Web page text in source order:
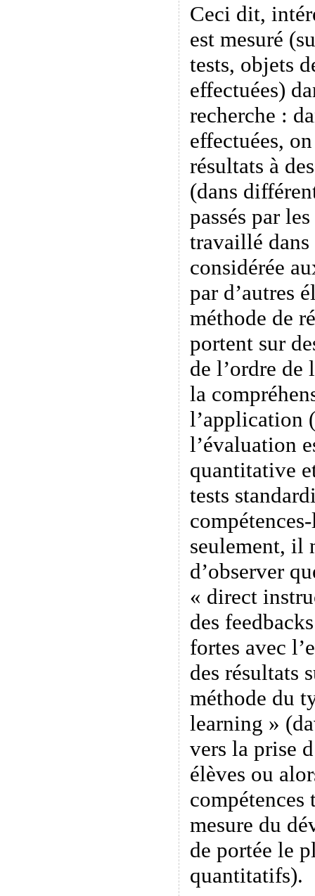
Ceci dit,
est mesuré
tests, objets
effectuées)
recherche :
effectuées,
résultats à
(dans
passés par
travaillé
considérée
par d’autres
méthode de
portent sur
de l’ordre de
la
l’application
l’évaluation
quantitative
tests
seulement, il
d’observer
« direct
des
fortes avec
des résultats
méthode du
learning »
vers la prise
élèves ou
compétences
mesure du
de portée le
quantitatifs).